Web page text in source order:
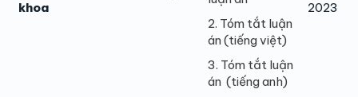
khoa
2. Tóm tắt luận
án (tiếng việt)
3. Tóm tắt luận
án (tiếng anh)
2023